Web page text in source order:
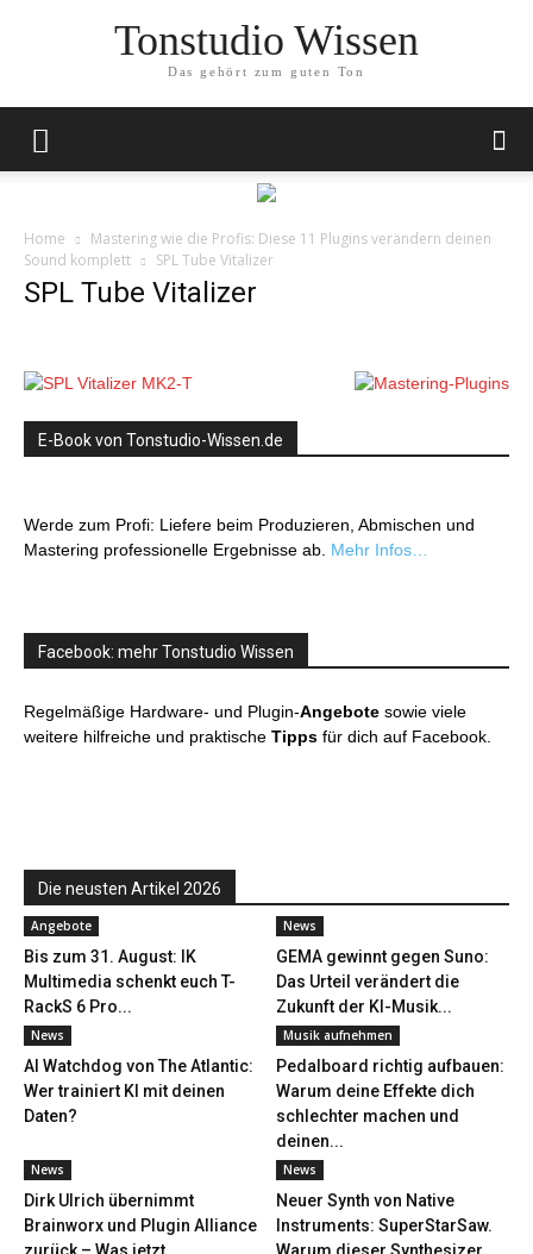
Tonstudio Wissen
Das gehört zum guten Ton
Home
Mastering wie die Profis: Diese 11 Plugins verändern deinen
Sound komplett
SPL Tube Vitalizer
SPL Tube Vitalizer
E-Book von Tonstudio-Wissen.de
Werde zum Profi: Liefere beim Produzieren, Abmischen und
Mastering professionelle Ergebnisse ab. Mehr Infos…
Facebook: mehr Tonstudio Wissen
Regelmäßige Hardware- und Plugin-Angebote sowie viele
weitere hilfreiche und praktische Tipps für dich auf Facebook.
Die neusten Artikel 2026
Angebote
Bis zum 31. August: IK
Multimedia schenkt euch T-
RackS 6 Pro...
News
GEMA gewinnt gegen Suno:
Das Urteil verändert die
Zukunft der KI-Musik...
News
AI Watchdog von The Atlantic:
Wer trainiert KI mit deinen
Daten?
Musik aufnehmen
Pedalboard richtig aufbauen:
Warum deine Effekte dich
schlechter machen und
deinen...
News
Dirk Ulrich übernimmt
Brainworx und Plugin Alliance
News
Neuer Synth von Native
Instruments: SuperStarSaw.